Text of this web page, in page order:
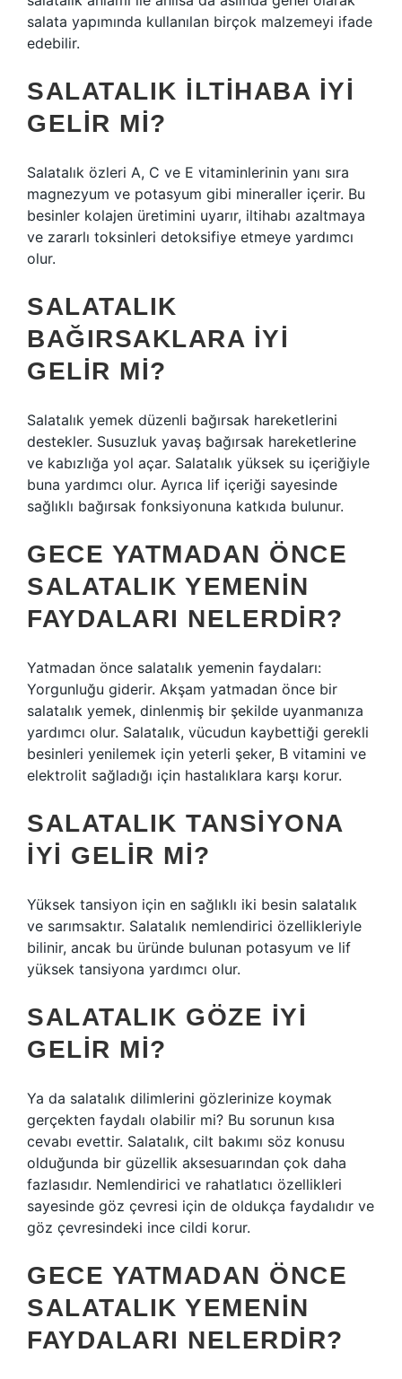
salata yapımında kullanılan birçok malzemeyi ifade
edebilir.
SALATALIK ILTIHABA IYI
GELIR MI?
Salatalık özleri A, C ve E vitaminlerinin yanı sıra
magnezyum ve potasyum gibi mineraller içerir. Bu
besinler kolajen üretimini uyarır, iltihabı azaltmaya
ve zararlı toksinleri detoksifiye etmeye yardımcı
olur.
SALATALIK
BAĞIRSAKLARA IYI
GELIR MI?
Salatalık yemek düzenli bağırsak hareketlerini
destekler. Susuzluk yavaş bağırsak hareketlerine
ve kabızlığa yol açar. Salatalık yüksek su içeriğiyle
buna yardımcı olur. Ayrıca lif içeriği sayesinde
sağlıklı bağırsak fonksiyonuna katkıda bulunur.
GECE YATMADAN ÖNCE
SALATALIK YEMENIN
FAYDALARI NELERDIR?
Yatmadan önce salatalık yemenin faydaları:
Yorgunluğu giderir. Akşam yatmadan önce bir
salatalık yemek, dinlenmiş bir şekilde uyanmanıza
yardımcı olur. Salatalık, vücudun kaybettiği gerekli
besinleri yenilemek için yeterli şeker, B vitamini ve
elektrolit sağladığı için hastalıklara karşı korur.
SALATALIK TANSIYONA
IYI GELIR MI?
Yüksek tansiyon için en sağlıklı iki besin salatalık
ve sarımsaktır. Salatalık nemlendirici özellikleriyle
bilinir, ancak bu üründe bulunan potasyum ve lif
yüksek tansiyona yardımcı olur.
SALATALIK GÖZE IYI
GELIR MI?
Ya da salatalık dilimlerini gözlerinize koymak
gerçekten faydalı olabilir mi? Bu sorunun kısa
cevabı evettir. Salatalık, cilt bakımı söz konusu
olduğunda bir güzellik aksesuarından çok daha
fazlasıdır. Nemlendirici ve rahatlatıcı özellikleri
sayesinde göz çevresi için de oldukça faydalıdır ve
göz çevresindeki ince cildi korur.
GECE YATMADAN ÖNCE
SALATALIK YEMENIN
FAYDALARI NELERDIR?